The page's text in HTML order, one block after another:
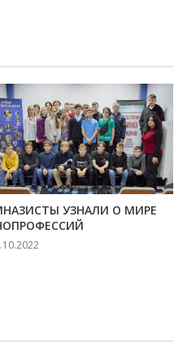
УЗНАЛИ О МИРЕ